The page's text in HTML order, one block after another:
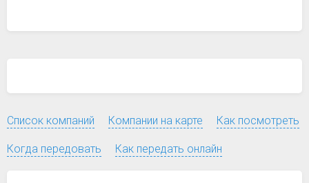
Список компаний Компании на карте Как посмотреть
Когда передовать Как передать онлайн